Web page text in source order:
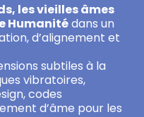
les vieilles âmes
Humanitédans un
d’alignement et
subtiles à la
vibratoires,
codes
d’âme pour les